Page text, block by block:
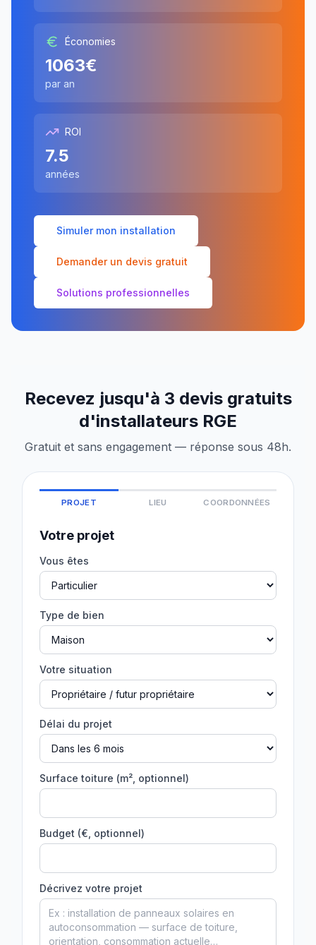
Économies
1063€
par an
ROI
7.5
années
Simuler mon installation
Demander un devis gratuit
Solutions professionnelles
Recevez jusqu'à 3 devis gratuits
d'installateurs RGE
Gratuit et sans engagement — réponse sous 48h.
PROJET LIEU COORDONNÉES
Votre projet
Vous êtes
Type de bien
Votre situation
Délai du projet
Surface toiture (m², optionnel)
Budget (€, optionnel)
Décrivez votre projet